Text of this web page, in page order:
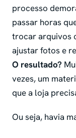
processo
passar horas
trocar arquivos
ajustar fotos e
O resultado?
vezes, um
que a loja
Ou seja, havia